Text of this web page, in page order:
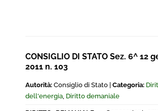
CONSIGLIO DI STATO Sez. 6^ 12
2011 n. 103
Autorità: Consiglio di Stato | Categoria:
dell'energia, Diritto demaniale